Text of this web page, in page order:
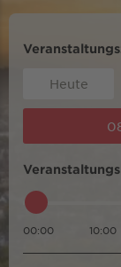
Heute
00:00 10:00